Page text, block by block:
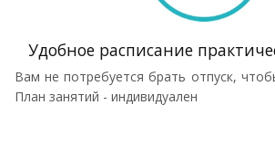
Удобное расписание
Вам не потребуется брать отпуск,
План занятий - индивидуален